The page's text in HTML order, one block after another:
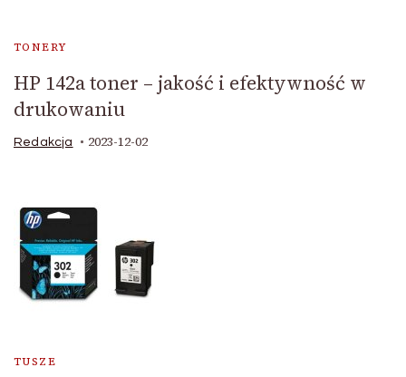
TONERY
HP 142a toner – jakość i efektywność w
drukowaniu
Redakcja 2023-12-02
TUSZE